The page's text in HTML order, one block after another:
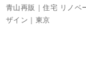
青山再販｜住宅 リノベ
ザイン｜東京